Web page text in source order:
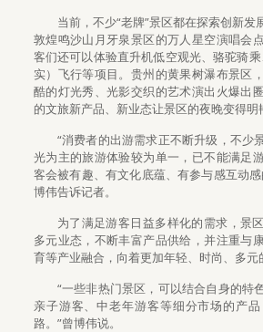
当前，不少“老牌”景区都在探索创新
敦煌鸣沙山月牙泉景区的万人星空演唱会
客们还可以体验直升机低空观光、骆驼骑
实）飞行等项目。贵州的黄果树瀑布景区
酷的灯光秀、光影交织的艺术演出火爆出
的文旅新产品、新业态让景区的夜晚变得明
“消费者的出游需求正不断升级，不少
光为主的旅游体验较为单一，已不能满足
客会被有趣、有文化底蕴、有参与感互动
博伟告诉记者。
为了满足游客日益多样化的需求，景
多元业态，不断丰富产品供给，并注重与
育等产业融合，向着更加年轻、时尚、多元
“一些非热门景区，可以结合自身的特
亲子游客、中老年游客等细分市场的产
路。”曾博伟说。